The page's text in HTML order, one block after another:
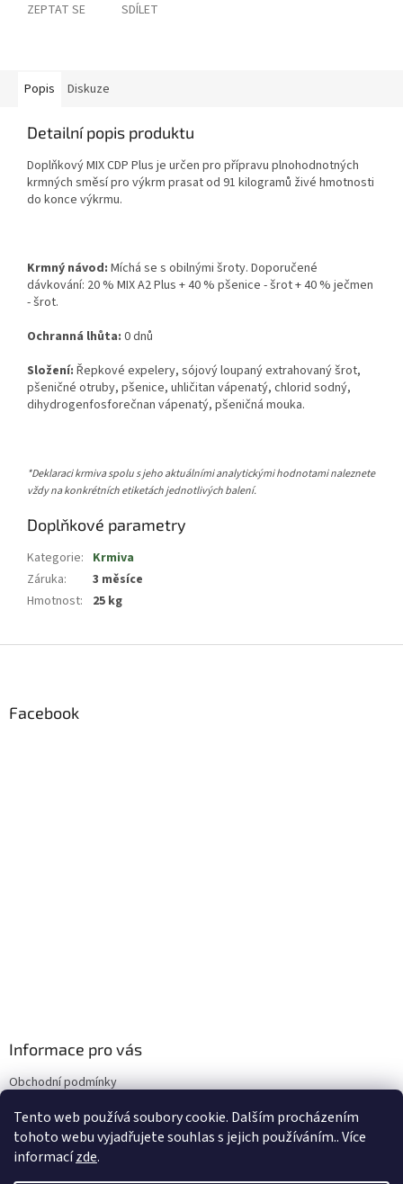
Tento web používá soubory cookie. Dalším procházením
tohoto webu vyjadřujete souhlas s jejich používáním.. Více
informacízde.
ZEPTAT SE SDÍLET
Popis Diskuze
Detailní popis produktu
Doplňkový MIX CDP Plus je určen pro přípravu plnohodnotných
krmných směsí pro výkrm prasat od 91 kilogramů živé hmotnosti
do konce výkrmu.
Krmný návod: Míchá se s obilnými šroty. Doporučené
dávkování: 20 % MIX A2 Plus + 40 % pšenice - šrot + 40 % ječmen
- šrot.
Ochranná lhůta: 0 dnů
Složení: Řepkové expelery, sójový loupaný extrahovaný šrot,
pšeničné otruby, pšenice, uhličitan vápenatý, chlorid sodný,
dihydrogenfosforečnan vápenatý, pšeničná mouka.
*Deklaraci krmiva spolu s jeho aktuálními analytickými hodnotami naleznete
vždy na konkrétních etiketách jednotlivých balení.
Doplňkové parametry
Kategorie: Krmiva
Záruka:
3 měsíce
Hmotnost: 25 kg
Facebook
Informace pro vás
Obchodní podmínky
Doprava